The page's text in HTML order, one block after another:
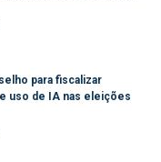
para fiscalizar
uso de IA nas eleições